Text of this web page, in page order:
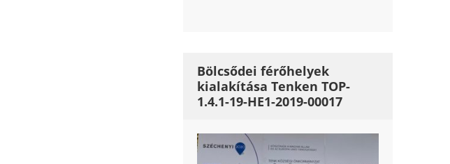
Bölcsődei férőhelyek
kialakítása Tenken TOP-
1.4.1-19-HE1-2019-00017